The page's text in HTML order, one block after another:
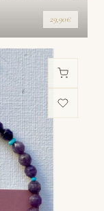
29,90€